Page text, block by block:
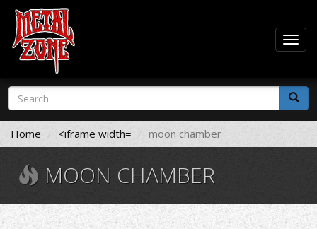
Skip
main
content
Search
form
Search
Home <iframe width= moon chamber
MOON CHAMBER